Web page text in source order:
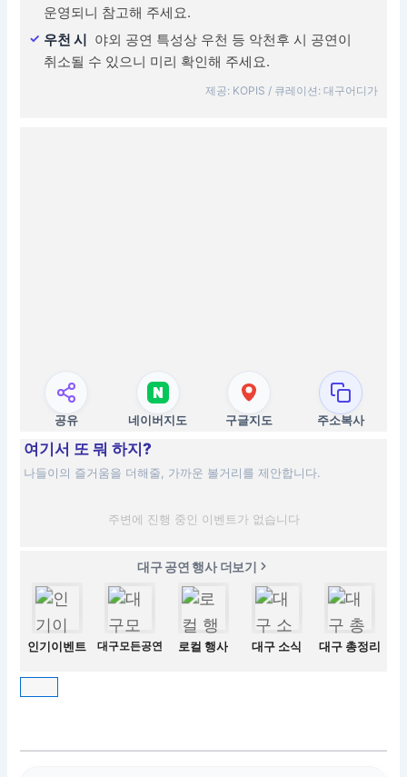
운영되니 참고해 주세요.
우천 시 야외 공연 특성상 우천 등 악천후 시 공연이
취소될 수 있으니 미리 확인해 주세요.
제공: KOPIS / 큐레이션: 대구어디가
공유 네이버지도 구글지도 주소복사
여기서 또 뭐 하지?
나들이의 즐거움을 더해줄, 가까운 볼거리를 제안합니다.
주변에 진행 중인 이벤트가 없습니다
대구 공연 행사 더보기
인기이벤트 대구모든공연 로컬 행사 대구 소식 대구 총정리